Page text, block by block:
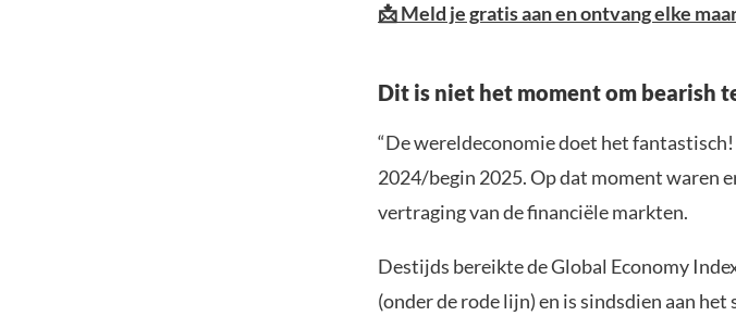
📩 Meld je gratis aan en ontvang elke
Dit is niet het moment om bearish
“De wereldeconomie doet het
2024/begin 2025. Op dat moment waren
vertraging van de financiële markten.
Destijds bereikte de Global Economy
(onder de rode lijn) en is sindsdien aan